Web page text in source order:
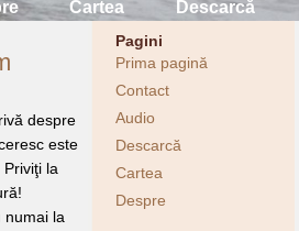
Descarcă
Cartea
despre
este
la
numai la
Pagini
Prima pagină
Contact
Audio
Descarcă
Cartea
Despre